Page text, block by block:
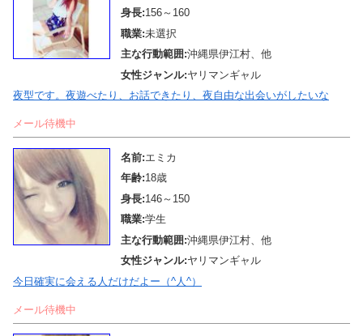
身長:156～160
職業:未選択
主な行動範囲:沖縄県伊江村、他
女性ジャンル:ヤリマンギャル
夜型です。夜遊べたり、お話できたり、夜自由な出会いがしたいな
メール待機中
名前:エミカ
年齢:18歳
身長:146～150
職業:学生
主な行動範囲:沖縄県伊江村、他
女性ジャンル:ヤリマンギャル
今日確実に会える人だけだよー（^人^）
メール待機中